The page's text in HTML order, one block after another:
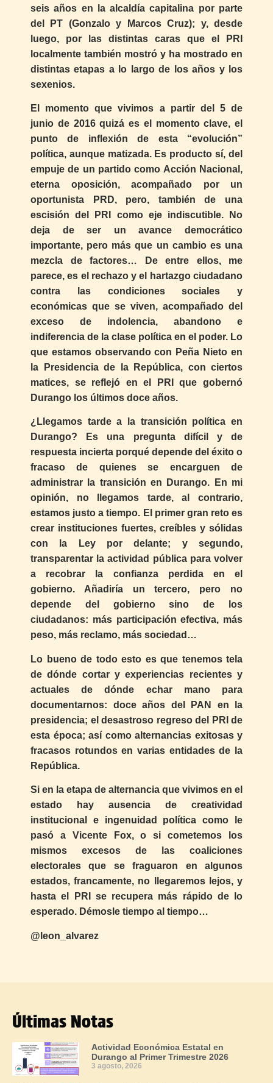
seis años en la alcaldía capitalina por parte
del PT (Gonzalo y Marcos Cruz); y, desde
luego, por las distintas caras que el PRI
localmente también mostró y ha mostrado en
distintas etapas a lo largo de los años y los
sexenios.
El momento que vivimos a partir del 5 de
junio de 2016 quizá es el momento clave, el
punto de inflexión de esta “evolución”
política, aunque matizada. Es producto sí, del
empuje de un partido como Acción Nacional,
eterna oposición, acompañado por un
oportunista PRD, pero, también de una
escisión del PRI como eje indiscutible. No
deja de ser un avance democrático
importante, pero más que un cambio es una
mezcla de factores… De entre ellos, me
parece, es el rechazo y el hartazgo ciudadano
contra las condiciones sociales y
económicas que se viven, acompañado del
exceso de indolencia, abandono e
indiferencia de la clase política en el poder. Lo
que estamos observando con Peña Nieto en
la Presidencia de la República, con ciertos
matices, se reflejó en el PRI que gobernó
Durango los últimos doce años.
¿Llegamos tarde a la transición política en
Durango? Es una pregunta difícil y de
respuesta incierta porqué depende del éxito o
fracaso de quienes se encarguen de
administrar la transición en Durango. En mi
opinión, no llegamos tarde, al contrario,
estamos justo a tiempo. El primer gran reto es
crear instituciones fuertes, creíbles y sólidas
con la Ley por delante; y segundo,
transparentar la actividad pública para volver
a recobrar la confianza perdida en el
gobierno. Añadiría un tercero, pero no
depende del gobierno sino de los
ciudadanos: más participación efectiva, más
peso, más reclamo, más sociedad…
Lo bueno de todo esto es que tenemos tela
de dónde cortar y experiencias recientes y
actuales de dónde echar mano para
documentarnos: doce años del PAN en la
presidencia; el desastroso regreso del PRI de
esta época; así como alternancias exitosas y
fracasos rotundos en varias entidades de la
República.
Si en la etapa de alternancia que vivimos en el
estado hay ausencia de creatividad
institucional e ingenuidad política como le
pasó a Vicente Fox, o si cometemos los
mismos excesos de las coaliciones
electorales que se fraguaron en algunos
estados, francamente, no llegaremos lejos, y
hasta el PRI se recupera más rápido de lo
esperado. Démosle tiempo al tiempo…
@leon_alvarez
Últimas Notas
Actividad Económica Estatal en
Durango al Primer Trimestre 2026
3 agosto, 2026